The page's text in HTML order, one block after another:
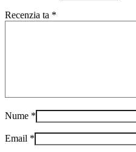
Recenzia ta *
Nume *
Email *